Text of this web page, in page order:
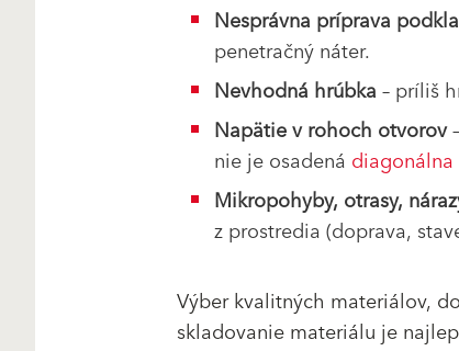
Nesprávna príprava
penetračný náter.
Nevhodná hrúbka– príliš
Napätie v rohoch otvorov
nie je osadená
Mikropohyby, otrasy,
z prostredia (doprava,
Výber kvalitných materiálov,
skladovanie materiálu je